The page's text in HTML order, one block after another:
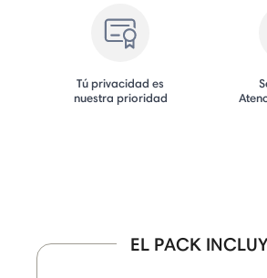
Tú privacidad es
nuestra prioridad
EL PACK